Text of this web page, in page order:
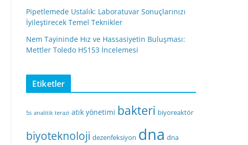
Pipetlemede Ustalık: Laboratuvar Sonuçlarınızı
İyileştirecek Temel Teknikler
Nem Tayininde Hız ve Hassasiyetin Buluşması:
Mettler Toledo HS153 İncelemesi
Etiketler
5s analitik terazi atık yönetimi bakteri biyoreaktör
biyoteknoloji dezenfeksiyon dna dna